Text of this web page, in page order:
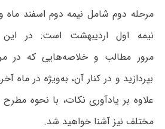
مرحله دوم شامل نیمه دوم اسفند ماه
نیمه اول اردیبهشت است: در
مرور مطالب و خلاصه‌هایی که در
بپردازید و در کنار آن، به‌ویژه در ماه
علاوه بر یادآوری نکات، با نحوه
مختلف نیز آشنا خواهید شد.